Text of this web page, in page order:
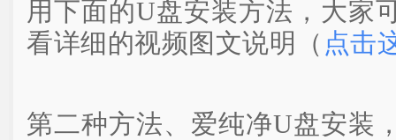
用下面的U盘安装方法，大家
看详细的视频图文说明（ 点击
第二种方法、爱纯净U盘安装